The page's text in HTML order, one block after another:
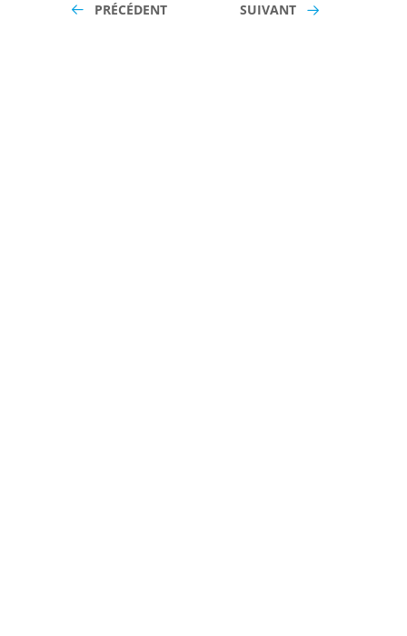
PRÉCÉDENT SUIVANT